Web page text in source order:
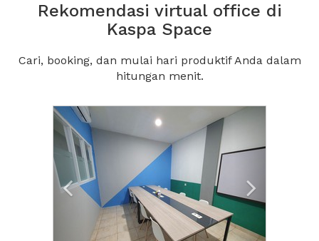
Rekomendasi virtual office di
Kaspa Space
Cari, booking, dan mulai hari produktif Anda dalam
hitungan menit.
Previous Next2